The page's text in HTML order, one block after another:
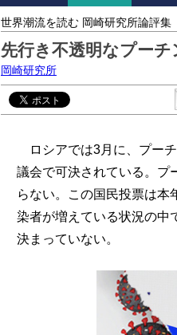
世界潮流を読む 岡崎研究所論評集
先行き不透明なプーチ
岡崎研究所
ロシアでは3月に、プー
議会で可決されている。プ
らない。この国民投票は本
染者が増えている状況の中
決まっていない。